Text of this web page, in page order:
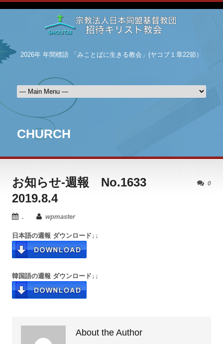
2026年 年間標語 「みことばに生きる教会」(ヤコブ１章22節）
CHURCH
0
お知らせ-週報 No.1633
2019.8.4
. wpmaster
日本語の週報 ダウンロード↓↓
韓国語の週報 ダウンロード↓↓
About the Author